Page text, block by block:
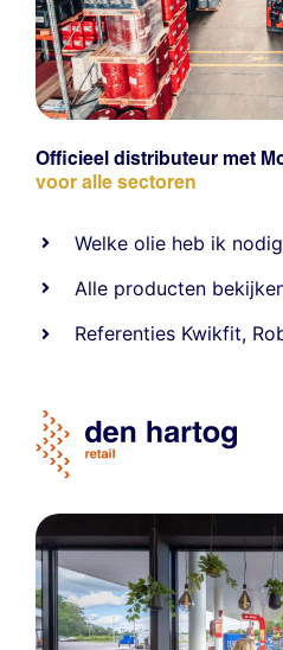
Officieel distributeur met
voor alle sectoren
Welke olie heb ik nodig
Alle producten
Referenties Kwikfit,